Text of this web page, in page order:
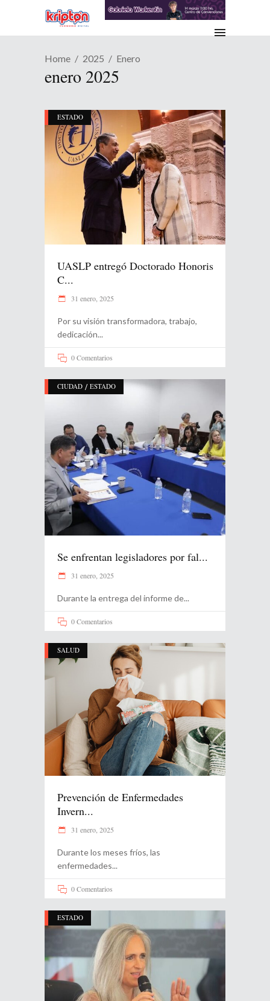
Home 2025 Enero
enero 2025
ESTADO
UASLP entregó Doctorado Honoris
C...
31 enero, 2025
Por su visión transformadora, trabajo,
dedicación
0 Comentarios
CIUDAD / ESTADO
Se enfrentan legisladores por fal...
31 enero, 2025
Durante la entrega del informe de
0 Comentarios
SALUD
Prevención de Enfermedades
Invern...
31 enero, 2025
Durante los meses fríos, las
enfermedades
0 Comentarios
ESTADO